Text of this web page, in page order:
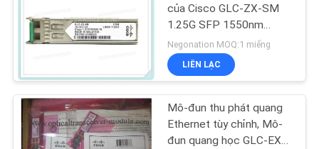
ĐỒ
TRANG
WEB
của Cisco GLC-ZX-SM
1.25G SFP 1550nm
120km LC DDM
Negonation MOQ:1 miếng
LIÊN LẠC
Mô-đun thu phát quang
Ethernet tùy chỉnh, Mô-
đun quang học GLC-EX-